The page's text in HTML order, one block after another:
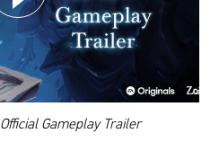
Gameplay Trailer
DODAJ TEN FILM DO PLAYLISTY